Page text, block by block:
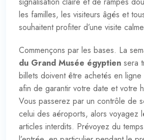
les familles, les visiteurs âgés et
souhaitent profiter d’une visite
Commençons par les bases. La
du Grand Musée égyptien sera
billets doivent être achetés en
afin de garantir votre date et votre
Vous passerez par un contrôle de
celui des aéroports, alors voyagez
articles interdits. Prévoyez du